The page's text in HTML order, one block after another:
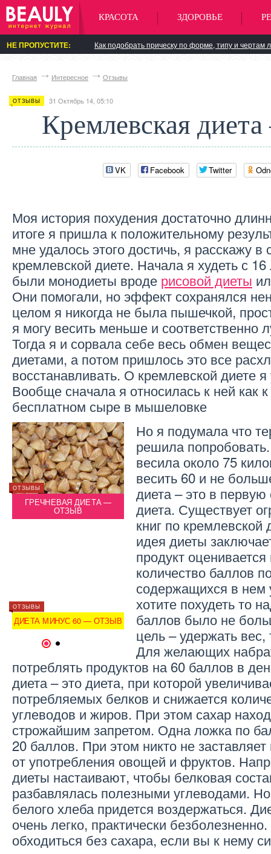
КРАСОТА ЗДОРОВЬЕ
НЕ ПРОПУСТИТЕ: Как подобрать прическу по форме, типу и чертам
Главная Интересное Отзывы
ОТЗЫВЫ 31 Октябрь 14, 05:10
Кремлевская
VK Facebook Twitter
Моя история похудения достаточно
итоге я пришла к положительному
мне удалось этого достичь, я расскажу
кремлевской диете. Начала я худеть с
были монодиеты вроде рисовой диеты
Они помогали, но эффект сохранялся
целом я никогда не была пышечкой,
я могу весить меньше и соответственно
Тогда я и сорвала себе весь обмен
диетами, а потом пришлось это все
восстанавливать. О кремлевской диете я
Вообще сначала я относилась к ней как
бесплатном сыре в мышеловке
ОТЗЫВЫ
ГРЕЧНЕВАЯ ДИЕТА —
ОТЗЫВ
ОТЗЫВЫ
ДИЕТА МИНУС 60 — ОТЗЫВ
ОТЗЫВЫ
РИСОВАЯ ДИЕТА — ОТЗЫВ
ЙОГУРТОВАЯ ДИЕТА ДЛЯ
ПОХУДЕНИЯ
ОТЗЫВЫ
Но я подумала что
решила
весила около 75
весить 60 и не
диета – это в
диета. Существует
книг по
идея диеты
продукт
количество баллов
содержащихся в нем
хотите похудеть то
баллов было не
цель – удержать
Для желающих
потреблять продуктов на 60 баллов в
диета – это диета, при которой
потребляемых белков и снижается
углеводов и жиров. При этом сахар
строжайшим запретом. Одна ложка по
20 баллов. При этом никто не
от употребления овощей и фруктов.
диеты настаивают, чтобы белковая
разбавлялась полезными углеводами.
белого хлеба придется воздержаться.
очень легко, практически
обходиться без сахара, если вы к нему